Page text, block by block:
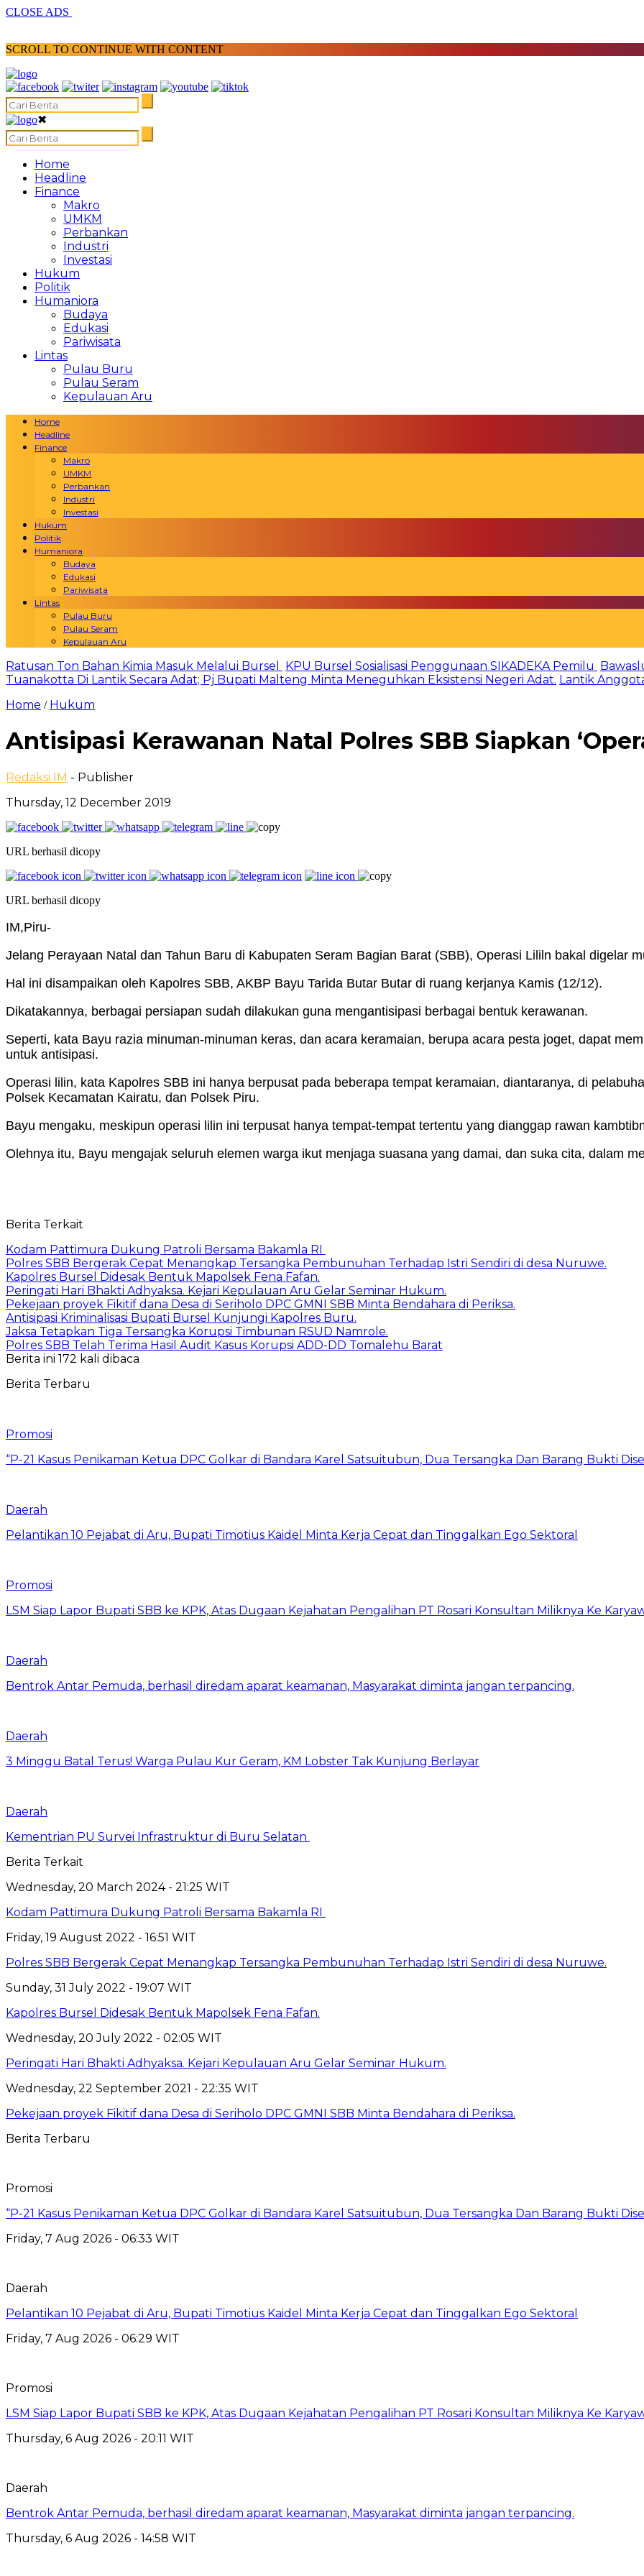
CLOSE ADS
SCROLL TO CONTINUE WITH CONTENT
✖
Home
Headline
Finance
Makro
UMKM
Perbankan
Industri
Investasi
Hukum
Politik
Humaniora
Budaya
Edukasi
Pariwisata
Lintas
Pulau Buru
Pulau Seram
Kepulauan Aru
Home
Headline
Finance
Makro
UMKM
Perbankan
Industri
Investasi
Hukum
Politik
Humaniora
Budaya
Edukasi
Pariwisata
Lintas
Pulau Buru
Pulau Seram
Kepulauan Aru
Ratusan Ton Bahan Kimia Masuk Melalui Bursel KPU Bursel Sosialisasi Penggunaan SIKADEKA Pemilu
Tuanakotta Di Lantik Secara Adat; Pj Bupati Malteng Minta Meneguhkan Eksistensi Negeri Adat. Lantik
Home / Hukum
Antisipasi Kerawanan Natal Polres SBB Siapkan
Redaksi IM - Publisher
Thursday, 12 December 2019
URL berhasil dicopy
URL berhasil dicopy
IM,Piru-
Jelang Perayaan Natal dan Tahun Baru di Kabupaten Seram Bagian Barat (SBB), Operasi Lililn bakal digelar
Hal ini disampaikan oleh Kapolres SBB, AKBP Bayu Tarida Butar Butar di ruang kerjanya Kamis (12/12).
Dikatakannya, berbagai persiapan sudah dilakukan guna mengantisipasi berbagai bentuk kerawanan.
Seperti, kata Bayu razia minuman-minuman keras, dan acara keramaian, berupa acara pesta joget, dapat
untuk antisipasi.
Operasi lilin, kata Kapolres SBB ini hanya berpusat pada beberapa tempat keramaian, diantaranya, di
Polsek Kecamatan Kairatu, dan Polsek Piru.
Bayu mengaku, meskipun operasi lilin ini terpusat hanya tempat-tempat tertentu yang dianggap rawan
Olehnya itu, Bayu mengajak seluruh elemen warga ikut menjaga suasana yang damai, dan suka cita, dalam
Berita Terkait
Kodam Pattimura Dukung Patroli Bersama Bakamla RI
Polres SBB Bergerak Cepat Menangkap Tersangka Pembunuhan Terhadap Istri Sendiri di desa Nuruwe.
Kapolres Bursel Didesak Bentuk Mapolsek Fena Fafan.
Peringati Hari Bhakti Adhyaksa. Kejari Kepulauan Aru Gelar Seminar Hukum.
Pekejaan proyek Fikitif dana Desa di Seriholo DPC GMNI SBB Minta Bendahara di Periksa.
Antisipasi Kriminalisasi Bupati Bursel Kunjungi Kapolres Buru.
Jaksa Tetapkan Tiga Tersangka Korupsi Timbunan RSUD Namrole.
Polres SBB Telah Terima Hasil Audit Kasus Korupsi ADD-DD Tomalehu Barat
Berita ini 172 kali dibaca
Berita Terbaru
Promosi
“P-21 Kasus Penikaman Ketua DPC Golkar di Bandara Karel Satsuitubun, Dua Tersangka Dan Barang Bukti
Daerah
Pelantikan 10 Pejabat di Aru, Bupati Timotius Kaidel Minta Kerja Cepat dan Tinggalkan Ego Sektoral
Promosi
LSM Siap Lapor Bupati SBB ke KPK, Atas Dugaan Kejahatan Pengalihan PT Rosari Konsultan Miliknya Ke
Daerah
Bentrok Antar Pemuda, berhasil diredam aparat keamanan, Masyarakat diminta jangan terpancing.
Daerah
3 Minggu Batal Terus! Warga Pulau Kur Geram, KM Lobster Tak Kunjung Berlayar
Daerah
Kementrian PU Survei Infrastruktur di Buru Selatan
Berita Terkait
Wednesday, 20 March 2024 - 21:25 WIT
Kodam Pattimura Dukung Patroli Bersama Bakamla RI
Friday, 19 August 2022 - 16:51 WIT
Polres SBB Bergerak Cepat Menangkap Tersangka Pembunuhan Terhadap Istri Sendiri di desa Nuruwe.
Sunday, 31 July 2022 - 19:07 WIT
Kapolres Bursel Didesak Bentuk Mapolsek Fena Fafan.
Wednesday, 20 July 2022 - 02:05 WIT
Peringati Hari Bhakti Adhyaksa. Kejari Kepulauan Aru Gelar Seminar Hukum.
Wednesday, 22 September 2021 - 22:35 WIT
Pekejaan proyek Fikitif dana Desa di Seriholo DPC GMNI SBB Minta Bendahara di Periksa.
Berita Terbaru
Promosi
“P-21 Kasus Penikaman Ketua DPC Golkar di Bandara Karel Satsuitubun, Dua Tersangka Dan Barang Bukti
Friday, 7 Aug 2026 - 06:33 WIT
Daerah
Pelantikan 10 Pejabat di Aru, Bupati Timotius Kaidel Minta Kerja Cepat dan Tinggalkan Ego Sektoral
Friday, 7 Aug 2026 - 06:29 WIT
Promosi
LSM Siap Lapor Bupati SBB ke KPK, Atas Dugaan Kejahatan Pengalihan PT Rosari Konsultan Miliknya Ke
Thursday, 6 Aug 2026 - 20:11 WIT
Daerah
Bentrok Antar Pemuda, berhasil diredam aparat keamanan, Masyarakat diminta jangan terpancing.
Thursday, 6 Aug 2026 - 14:58 WIT